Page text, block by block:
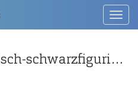
Fragment eines attisch-schwarzfigurigen Pinax